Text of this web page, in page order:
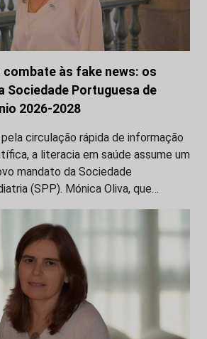
às fake news: os
Sociedade Portuguesa de
2026-2028
circulação rápida de informação
a literacia em saúde assume um
mandato da Sociedade
(SPP). Mónica Oliva, que…